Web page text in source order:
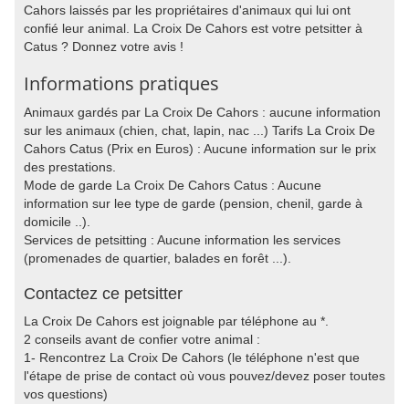
Cahors laissés par les propriétaires d'animaux qui lui ont
confié leur animal. La Croix De Cahors est votre petsitter à
Catus ? Donnez votre avis !
Informations pratiques
Animaux gardés par La Croix De Cahors : aucune information
sur les animaux (chien, chat, lapin, nac ...) Tarifs La Croix De
Cahors Catus (Prix en Euros) : Aucune information sur le prix
des prestations.
Mode de garde La Croix De Cahors Catus : Aucune
information sur lee type de garde (pension, chenil, garde à
domicile ..).
Services de petsitting : Aucune information les services
(promenades de quartier, balades en forêt ...).
Contactez ce petsitter
La Croix De Cahors est joignable par téléphone au *.
2 conseils avant de confier votre animal :
1- Rencontrez La Croix De Cahors (le téléphone n'est que
l'étape de prise de contact où vous pouvez/devez poser toutes
vos questions)